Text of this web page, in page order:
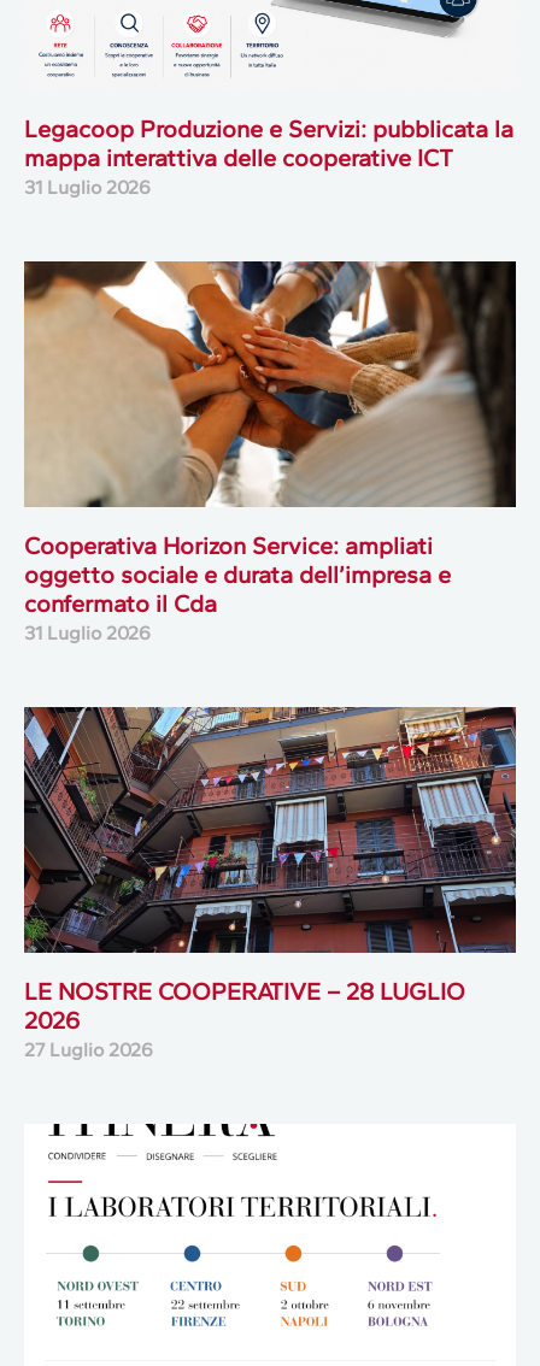
Legacoop Produzione e Servizi: pubblicata la
mappa interattiva delle cooperative ICT
31 Luglio 2026
Cooperativa Horizon Service: ampliati
oggetto sociale e durata dell’impresa e
confermato il Cda
31 Luglio 2026
LE NOSTRE COOPERATIVE – 28 LUGLIO
2026
27 Luglio 2026